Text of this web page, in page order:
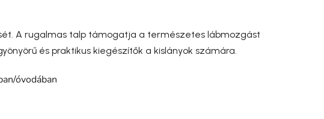
A rugalmas talp támogatja a természetes lábmozgást
és praktikus kiegészítők a kislányok számára.
óvodában